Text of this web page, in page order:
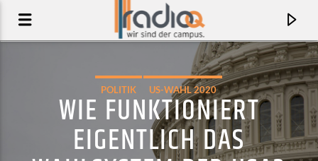
POLITIK US-WAHL 2020
WIE FUNKTIONIERT
EIGENTLICH DAS